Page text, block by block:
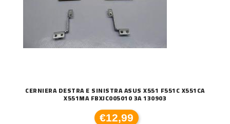
CERNIERA DESTRA E SINISTRA ASUS X551 F551C X551CA
X551MA FBXJC005010 3A 130903
€12,99